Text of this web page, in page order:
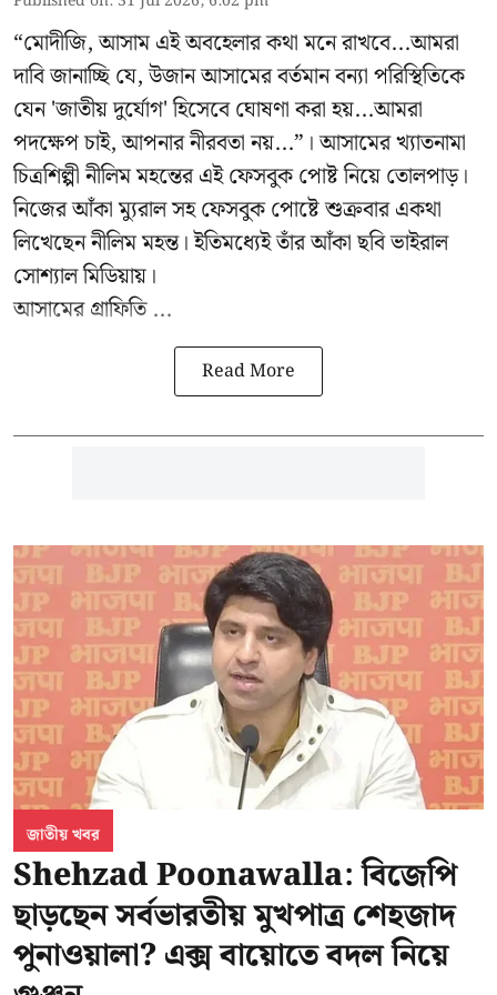
“মোদীজি, আসাম এই অবহেলার কথা মনে রাখবে...আমরা
দাবি জানাচ্ছি যে, উজান আসামের বর্তমান বন্যা পরিস্থিতিকে
যেন 'জাতীয় দুর্যোগ' হিসেবে ঘোষণা করা হয়...আমরা
পদক্ষেপ চাই, আপনার নীরবতা নয়...”। আসামের খ্যাতনামা
চিত্রশিল্পী নীলিম মহন্তের এই ফেসবুক পোষ্ট নিয়ে তোলপাড়।
নিজের আঁকা ম্যুরাল সহ ফেসবুক পোষ্টে শুক্রবার একথা
লিখেছেন নীলিম মহন্ত। ইতিমধ্যেই তাঁর আঁকা ছবি ভাইরাল
সোশ্যাল মিডিয়ায়।
আসামের গ্রাফিতি ...
Read More
জাতীয় খবর
Shehzad Poonawalla: বিজেপি
ছাড়ছেন সর্বভারতীয় মুখপাত্র শেহজাদ
পুনাওয়ালা? এক্স বায়োতে বদল নিয়ে